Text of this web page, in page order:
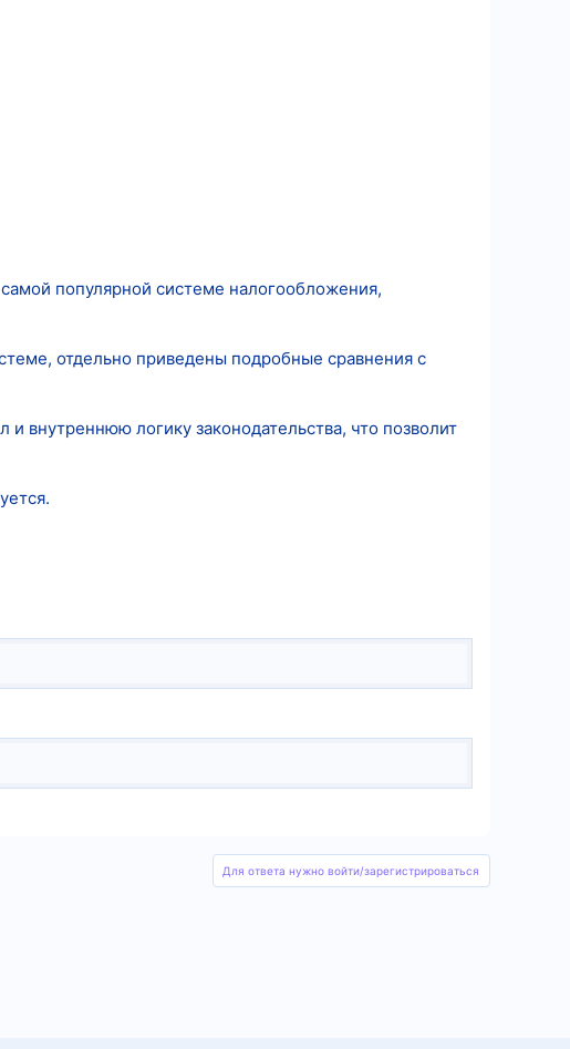
популярной системе налогообложения,
отдельно приведены подробные сравнения с
внутреннюю логику законодательства, что позволит
Для ответа нужно войти/зарегистрироваться